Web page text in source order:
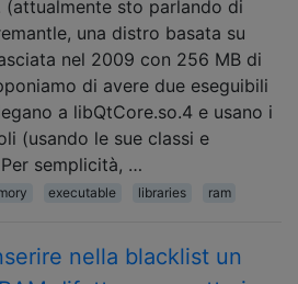
(attualmente sto parlando di
una distro basata su
nel 2009 con 256 MB di
di avere due eseguibili
a libQtCore.so.4 e usano i
(usando le sue classi e
semplicità, …
executable libraries ram
nella blacklist un